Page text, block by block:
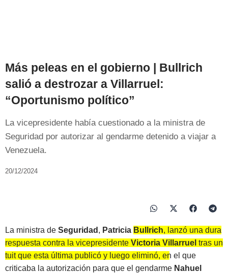
Más peleas en el gobierno | Bullrich
salió a destrozar a Villarruel:
“Oportunismo político”
La vicepresidente había cuestionado a la ministra de
Seguridad por autorizar al gendarme detenido a viajar a
Venezuela.
20/12/2024
La ministra de Seguridad , Patricia Bullrich, lanzó una dura
respuesta contra la vicepresidente Victoria Villarruel tras un
tuit que esta última publicó y luego eliminó, en el que
criticaba la autorización para que el gendarme Nahuel